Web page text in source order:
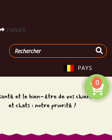
PANIER
PAYS
0